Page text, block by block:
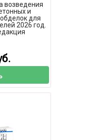
возведения
и
для
2026 год.